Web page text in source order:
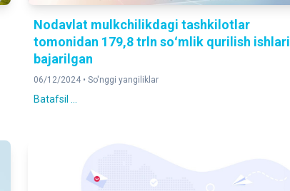
Nodavlat mulkchilikdagi tashkilotlar
tomonidan 179,8 trln soʻmlik qurilish ishlari
bajarilgan
06/12/2024 • So'nggi yangiliklar
Batafsil ...